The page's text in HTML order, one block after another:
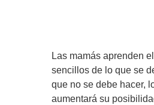
Las mamás aprenden
sencillos de lo que se
que no se debe hacer,
aumentará su